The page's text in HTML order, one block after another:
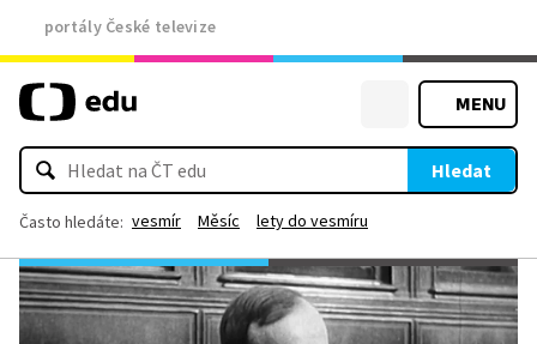
portály České televize
MENU
Hledat
Často hledáte: vesmír Měsíc lety do vesmíru